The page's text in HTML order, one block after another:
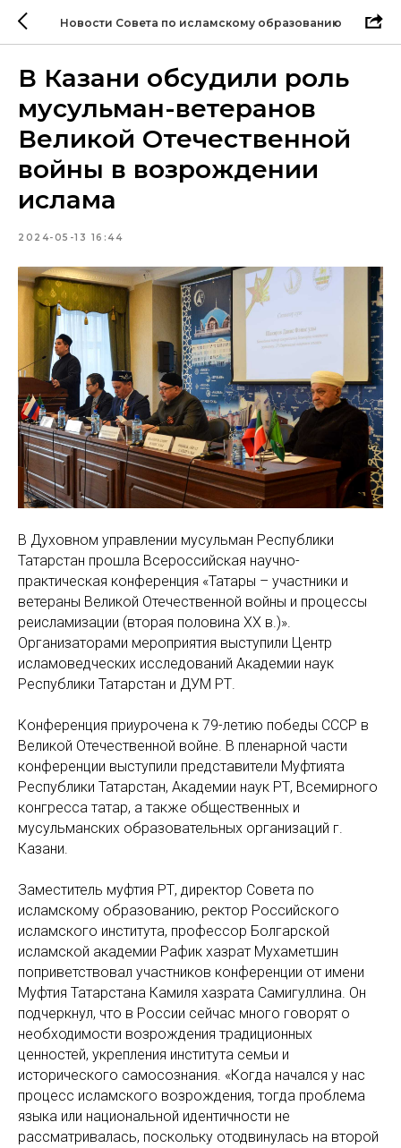
Новости Совета по исламскому образованию
В Казани обсудили роль
мусульман-ветеранов
Великой Отечественной
войны в возрождении
ислама
2024-05-13 16:44
В Духовном управлении мусульман Республики
Татарстан прошла Всероссийская научно-
практическая конференция «Татары – участники и
ветераны Великой Отечественной войны и процессы
реисламизации (вторая половина XX в.)».
Организаторами мероприятия выступили Центр
исламоведческих исследований Академии наук
Республики Татарстан и ДУМ РТ.
Конференция приурочена к 79-летию победы СССР в
Великой Отечественной войне. В пленарной части
конференции выступили представители Муфтията
Республики Татарстан, Академии наук РТ, Всемирного
конгресса татар, а также общественных и
мусульманских образовательных организаций г.
Казани.
Заместитель муфтия РТ, директор Совета по
исламскому образованию, ректор Российского
исламского института, профессор Болгарской
исламской академии Рафик хазрат Мухаметшин
поприветствовал участников конференции от имени
Муфтия Татарстана Камиля хазрата Самигуллина. Он
подчеркнул, что в России сейчас много говорят о
необходимости возрождения традиционных
ценностей, укрепления института семьи и
исторического самосознания. «Когда начался у нас
процесс исламского возрождения, тогда проблема
языка или национальной идентичности не
рассматривалась, поскольку отодвинулась на второй